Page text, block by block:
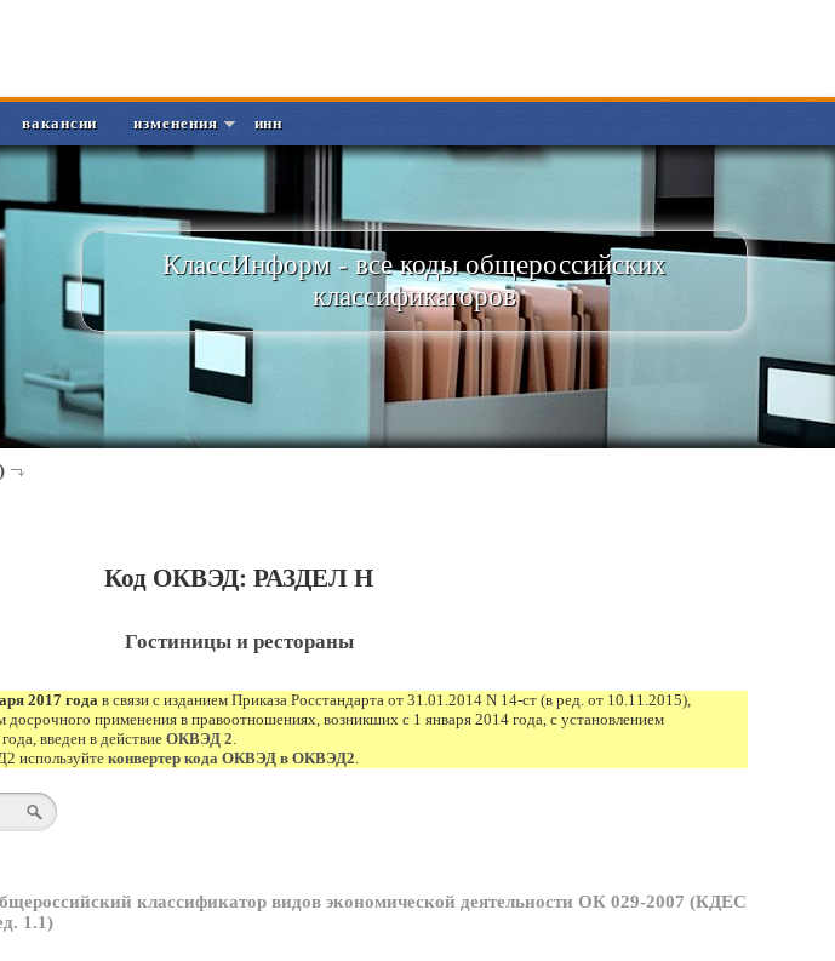
вакансии изменения инн
КлассИнформ - все коды общероссийских
классификаторов
Код ОКВЭД: РАЗДЕЛ H
Гостиницы и рестораны
2017 года в связи с изданием Приказа Росстандарта от 31.01.2014 N 14-ст (в ред. от 10.11.2015),
досрочного применения в правоотношениях, возникших с 1 января 2014 года, с установлением
введен в действие ОКВЭД 2.
используйтеконвертер кода ОКВЭД в ОКВЭД2.
классификатор видов экономической деятельности ОК 029-2007 (КДЕС
1.1)